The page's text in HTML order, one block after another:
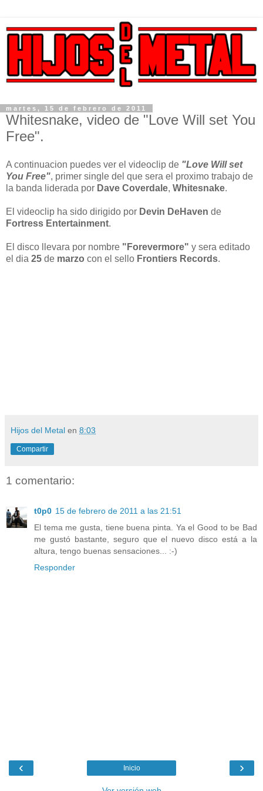
martes, 15 de febrero de 2011
Whitesnake, video de "Love Will set You
Free".
A continuacion puedes ver el videoclip de "Love Will set
You Free", primer single del que sera el proximo trabajo de
la banda liderada por Dave Coverdale, Whitesnake.
El videoclip ha sido dirigido por Devin DeHaven de
Fortress Entertainment.
El disco llevara por nombre "Forevermore" y sera editado
el dia 25 de marzo con el sello Frontiers Records.
Hijos del Metal en 8:03
Compartir
1 comentario:
t0p0 15 de febrero de 2011 a las 21:51
El tema me gusta, tiene buena pinta. Ya el Good to be Bad
me gustó bastante, seguro que el nuevo disco está a la
altura, tengo buenas sensaciones... :-)
Responder
‹ ›
Inicio